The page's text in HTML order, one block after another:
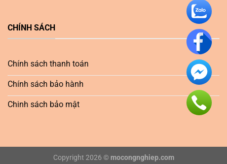
CHÍNH SÁCH
Chính sách thanh toán
Chính sách bảo hành
Chinh sách bảo mật
Copyright 2026 © mocongnghiep.com